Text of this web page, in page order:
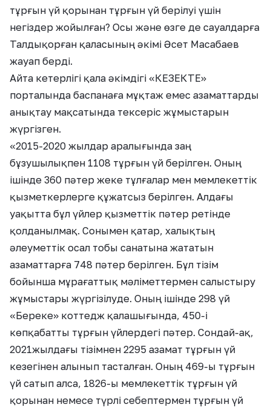
тұрғын үй қорынан тұрғын үй берілуі үшін
негіздер жойылған? Осы және өзге де сауалдарға
Талдықорған қаласының әкімі Әсет Масабаев
жауап берді.
Айта кетерлігі қала әкімдігі «КЕЗЕКТЕ»
порталында баспанаға мұқтаж емес азаматтарды
анықтау мақсатында тексеріс жұмыстарын
жүргізген.
«2015-2020 жылдар аралығында заң
бұзушылықпен 1108 тұрғын үй берілген. Оның
ішінде 360 пәтер жеке тұлғалар мен мемлекеттік
қызметкерлерге құжатсыз берілген. Алдағы
уақытта бұл үйлер қызметтік пәтер ретінде
қолданылмақ. Сонымен қатар, халықтың
әлеуметтік осал тобы санатына жататын
азаматтарға 748 пәтер берілген. Бұл тізім
бойынша мұрағаттық мәліметтермен салыстыру
жұмыстары жүргізілуде. Оның ішінде 298 үй
«Береке» коттедж қалашығында, 450-і
көпқабатты тұрғын үйлердегі пәтер. Сондай-ақ,
2021жылдағы тізімнен 2295 азамат тұрғын үй
кезегінен алынып тасталған. Оның 469-ы тұрғын
үй сатып алса, 1826-ы мемлекеттік тұрғын үй
қорынан немесе түрлі себептермен тұрғын үй